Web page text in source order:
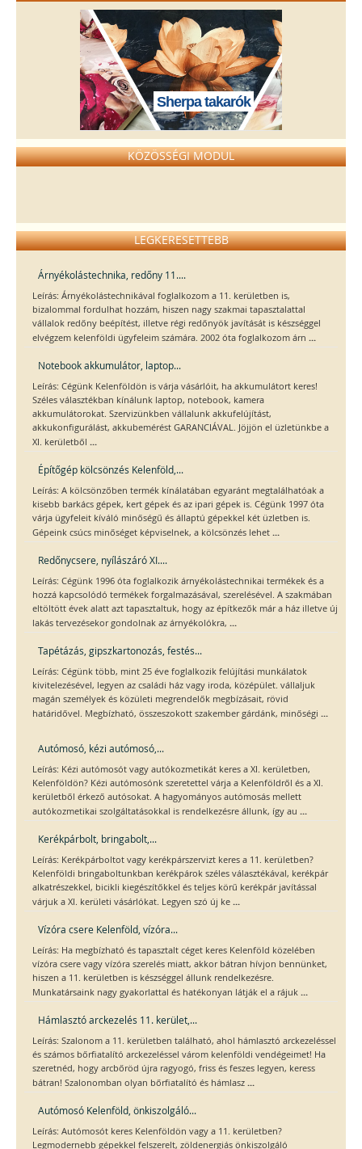
Sherpa takarók
KÖZÖSSÉGI MODUL
LEGKERESETTEBB
Árnyékolástechnika, redőny 11....
Leírás: Árnyékolástechnikával foglalkozom a 11. kerületben is,
bizalommal fordulhat hozzám, hiszen nagy szakmai tapasztalattal
vállalok redőny beépítést, illetve régi redőnyök javítását is készséggel
elvégzem kelenföldi ügyfeleim számára. 2002 óta foglalkozom árn ...
Notebook akkumulátor, laptop...
Leírás: Cégünk Kelenföldön is várja vásárlóit, ha akkumulátort keres!
Széles választékban kínálunk laptop, notebook, kamera
akkumulátorokat. Szervizünkben vállalunk akkufelújítást,
akkukonfigurálást, akkubemérést GARANCIÁVAL. Jöjjön el üzletünkbe a
XI. kerületből ...
Építőgép kölcsönzés Kelenföld,...
Leírás: A kölcsönzőben termék kínálatában egyaránt megtalálhatóak a
kisebb barkács gépek, kert gépek és az ipari gépek is. Cégünk 1997 óta
várja ügyfeleit kíváló minőségű és állaptú gépekkel két üzletben is.
Gépeink csúcs minőséget képviselnek, a kölcsönzés lehet ...
Redőnycsere, nyílászáró XI....
Leírás: Cégünk 1996 óta foglalkozik árnyékolástechnikai termékek és a
hozzá kapcsolódó termékek forgalmazásával, szerelésével. A szakmában
eltöltött évek alatt azt tapasztaltuk, hogy az építkezők már a ház illetve új
lakás tervezésekor gondolnak az árnyékolókra, ...
Tapétázás, gipszkartonozás, festés...
Leírás: Cégünk több, mint 25 éve foglalkozik felújítási munkálatok
kivitelezésével, legyen az családi ház vagy iroda, középület. vállaljuk
magán személyek és közületi megrendelők megbízásait, rövid
határidővel. Megbízható, összeszokott szakember gárdánk, minőségi ...
Autómosó, kézi autómosó,...
Leírás: Kézi autómosót vagy autókozmetikát keres a XI. kerületben,
Kelenföldön? Kézi autómosónk szeretettel várja a Kelenföldről és a XI.
kerületből érkező autósokat. A hagyományos autómosás mellett
autókozmetikai szolgáltatásokkal is rendelkezésre állunk, így au ...
Kerékpárbolt, bringabolt,...
Leírás: Kerékpárboltot vagy kerékpárszervizt keres a 11. kerületben?
Kelenföldi bringaboltunkban kerékpárok széles választékával, kerékpár
alkatrészekkel, bicikli kiegészítőkkel és teljes körű kerékpár javítással
várjuk a XI. kerületi vásárlókat. Legyen szó új ke ...
Vízóra csere Kelenföld, vízóra...
Leírás: Ha megbízható és tapasztalt céget keres Kelenföld közelében
vízóra csere vagy vízóra szerelés miatt, akkor bátran hívjon bennünket,
hiszen a 11. kerületben is készséggel állunk rendelkezésre.
Munkatársaink nagy gyakorlattal és hatékonyan látják el a rájuk ...
Hámlasztó arckezelés 11. kerület,...
Leírás: Szalonom a 11. kerületben található, ahol hámlasztó arckezeléssel
és számos bőrfiatalító arckezeléssel várom kelenföldi vendégeimet! Ha
szeretnéd, hogy arcbőröd újra ragyogó, friss és feszes legyen, keress
bátran! Szalonomban olyan bőrfiatalító és hámlasz ...
Autómosó Kelenföld, önkiszolgáló...
Leírás: Autómosót keres Kelenföldön vagy a 11. kerületben?
Legmodernebb gépekkel felszerelt, zöldenergiás önkiszolgáló